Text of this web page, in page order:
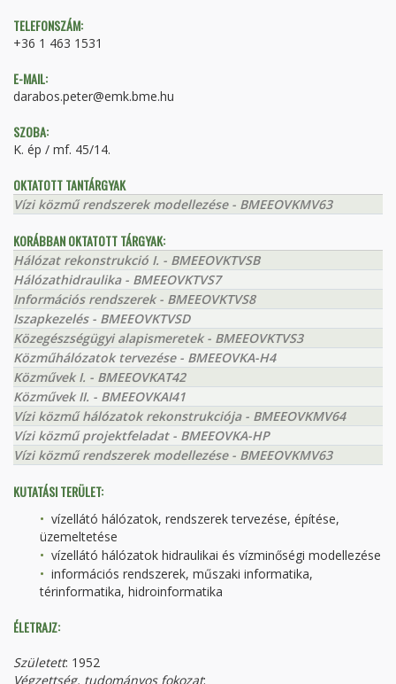
TELEFONSZÁM:
+36 1 463 1531
E-MAIL:
darabos.peter@emk.bme.hu
SZOBA:
K. ép / mf. 45/14.
OKTATOTT TANTÁRGYAK
Vízi közmű rendszerek modellezése - BMEEOVKMV63
KORÁBBAN OKTATOTT TÁRGYAK:
Hálózat rekonstrukció I. - BMEEOVKTVSB
Hálózathidraulika - BMEEOVKTVS7
Információs rendszerek - BMEEOVKTVS8
Iszapkezelés - BMEEOVKTVSD
Közegészségügyi alapismeretek - BMEEOVKTVS3
Közműhálózatok tervezése - BMEEOVKA-H4
Közművek I. - BMEEOVKAT42
Közművek II. - BMEEOVKAI41
Vízi közmű hálózatok rekonstrukciója - BMEEOVKMV64
Vízi közmű projektfeladat - BMEEOVKA-HP
Vízi közmű rendszerek modellezése - BMEEOVKMV63
KUTATÁSI TERÜLET:
vízellátó hálózatok, rendszerek tervezése, építése,
üzemeltetése
vízellátó hálózatok hidraulikai és vízminőségi modellezése
információs rendszerek, műszaki informatika,
térinformatika, hidroinformatika
ÉLETRAJZ:
Született: 1952
Végzettség, tudományos fokozat: